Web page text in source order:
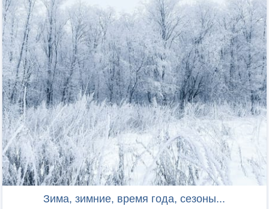
Зима, зимние, время года, сезоны...